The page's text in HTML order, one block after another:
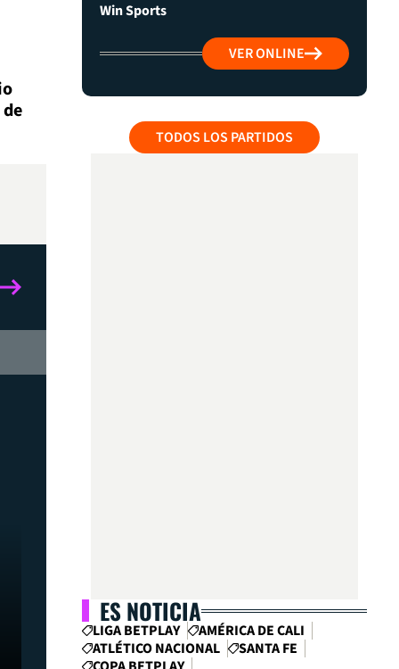
Win Sports
VER ONLINE
TODOS LOS PARTIDOS
ES NOTICIA
LIGA BETPLAY
AMÉRICA DE CALI
ATLÉTICO NACIONAL
SANTA FE